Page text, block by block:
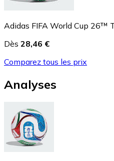
Adidas FIFA World Cup 26™
Dès 28,46 €
Comparez tous les prix
Analyses